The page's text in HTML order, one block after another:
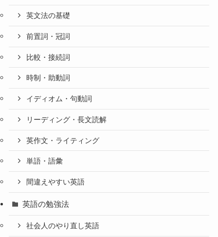
英文法の基礎
前置詞・冠詞
比較・接続詞
時制・助動詞
イディオム・句動詞
リーディング・長文読解
英作文・ライティング
単語・語彙
間違えやすい英語
英語の勉強法
社会人のやり直し英語